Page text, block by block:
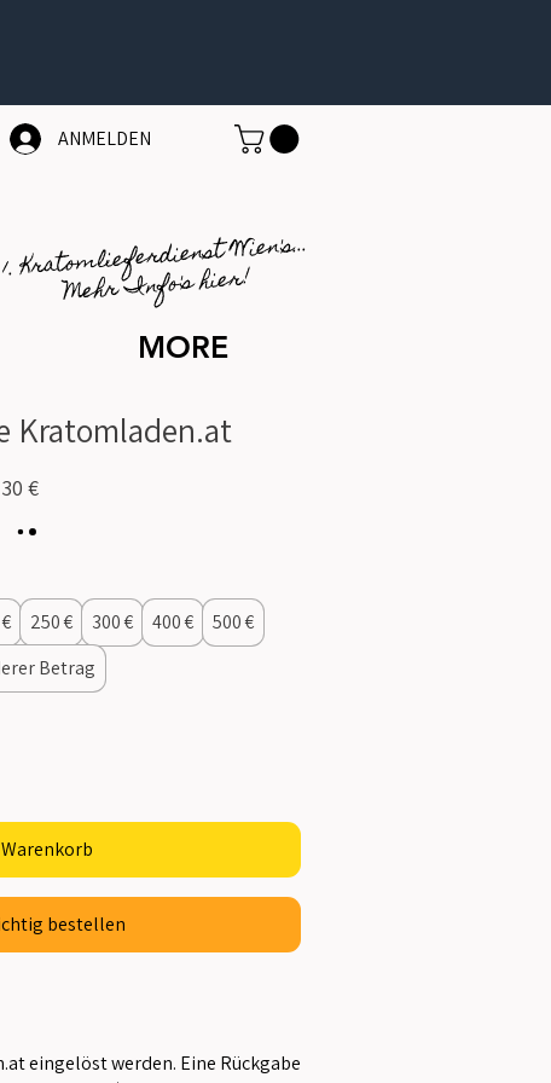
ANMELDEN
1. Kratomlieferdienst Wien's...
Mehr Info's hier!
MORE
Kratomladen.at
30 €
250 € 300 € 400 €
500 €
Betrag
bestellen
eingelöst werden. Eine Rückgabe